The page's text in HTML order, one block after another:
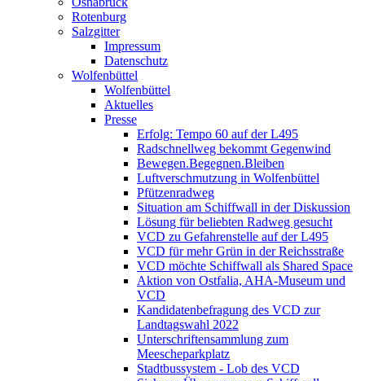
Rotenburg
Salzgitter
Impressum
Datenschutz
Wolfenbüttel
Wolfenbüttel
Aktuelles
Presse
Erfolg: Tempo 60 auf der L495
Radschnellweg bekommt Gegenwind
Bewegen.Begegnen.Bleiben
Luftverschmutzung in Wolfenbüttel
Pfützenradweg
Situation am Schiffwall in der Diskussion
Lösung für beliebten Radweg gesucht
VCD zu Gefahrenstelle auf der L495
VCD für mehr Grün in der Reichsstraße
VCD möchte Schiffwall als Shared Space
Aktion von Ostfalia, AHA-Museum und
VCD
Kandidatenbefragung des VCD zur
Landtagswahl 2022
Unterschriftensammlung zum
Meescheparkplatz
Stadtbussystem - Lob des VCD